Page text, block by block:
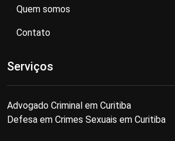
Quem somos
Contato
Serviços
Advogado Criminal em Curitiba
Defesa em Crimes Sexuais em Curitiba